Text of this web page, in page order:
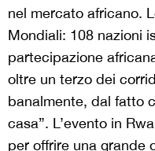
nel mercato africano.
Mondiali: 108 nazioni
partecipazione
oltre un terzo dei
banalmente, dal fatto
casa”. L’evento in
per offrire una grande